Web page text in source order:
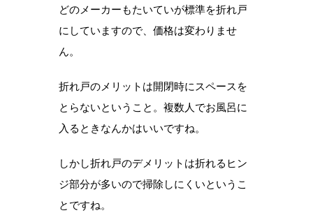
どのメーカーもたいていが標準を折れ戸
にしていますので、価格は変わりませ
ん。
折れ戸のメリットは開閉時にスペースを
とらないということ。複数人でお風呂に
入るときなんかはいいですね。
しかし折れ戸のデメリットは折れるヒン
ジ部分が多いので掃除しにくいというこ
とですね。